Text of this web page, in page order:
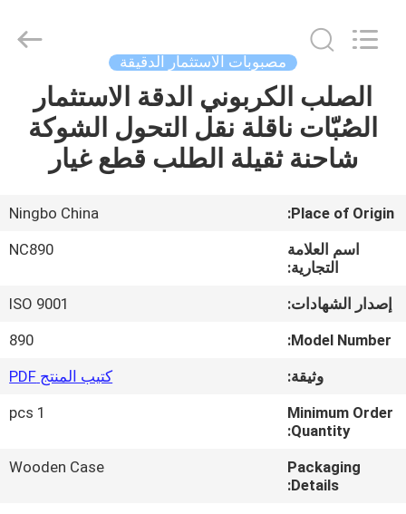
المنزل
المنتجات
فيديوهات
جولة
مراقبة
الجودة
CO.,LTD.
مصبوبات الاستثمار الدقيقة
الصلب الكربوني الدقة الاستثمار
الصُبّات ناقلة نقل التحول الشوكة
شاحنة ثقيلة الطلب قطع غيار
Place of Origin:
Ningbo China
اسم العلامة
التجارية:
NC890
إصدار الشهادات:
ISO 9001
Model Number:
890
وثيقة:
كتيب المنتج PDF
Minimum Order
Quantity:
1 pcs
Packaging
Details:
Wooden Case